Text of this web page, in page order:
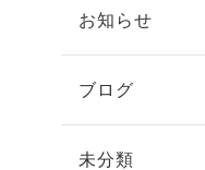
お知らせ
ブログ
未分類